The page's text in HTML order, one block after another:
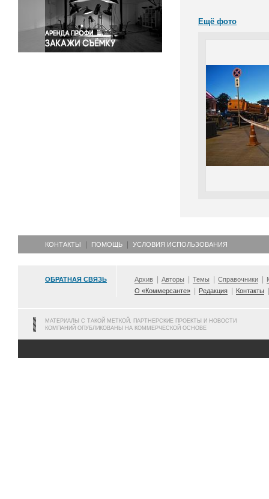
Экология
Экономика и бизнес
Ещё фото
КОНТАКТЫ ПОМОЩЬ УСЛОВИЯ ИСПОЛЬЗОВАНИЯ
ОБРАТНАЯ СВЯЗЬ Архив Авторы Темы Справочники
О «Коммерсанте»
Редакция Контакты
МАТЕРИАЛЫ С ТАКОЙ МЕТКОЙ, ПАРТНЕРСКИЕ ПРОЕКТЫ И НОВОСТИ
КОМПАНИЙ ОПУБЛИКОВАНЫ НА КОММЕРЧЕСКОЙ ОСНОВЕ